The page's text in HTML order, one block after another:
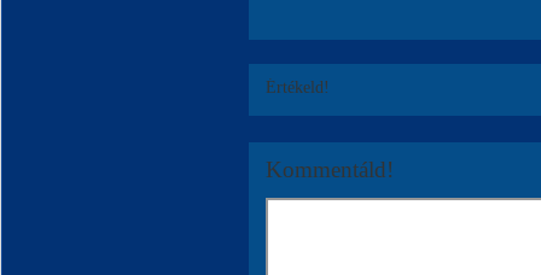
Értékeld!
Kommentáld!